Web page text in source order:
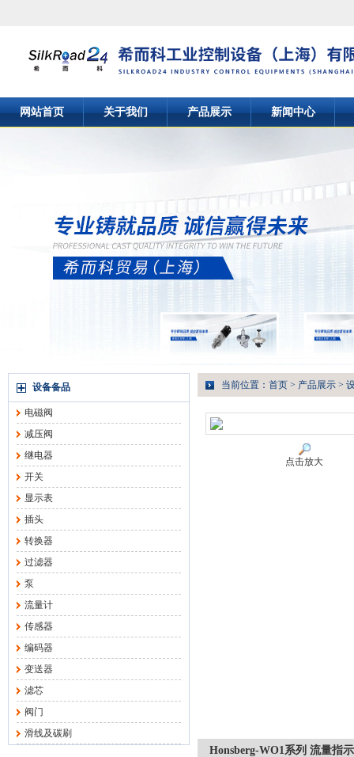
网站首页 关于我们 产品展示 新闻中心
设备备品
电磁阀
减压阀
继电器
开关
显示表
插头
转换器
过滤器
泵
流量计
传感器
编码器
变送器
滤芯
阀门
滑线及碳刷
当前位置： 首页 > 产品展示 >
点击放大
Honsberg-WO1系列 流量指